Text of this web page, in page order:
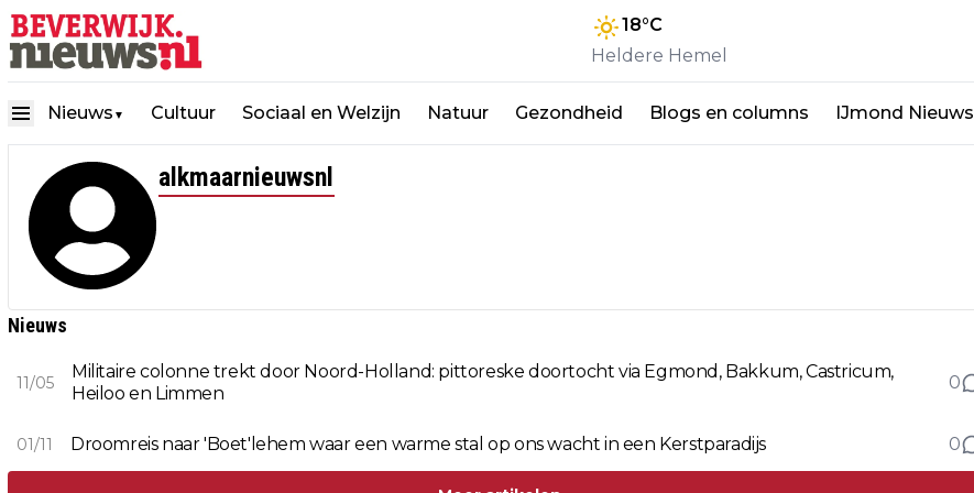
18°C
Heldere Hemel
Nieuws ▼ Cultuur Sociaal en Welzijn Natuur Gezondheid Blogs en columns IJmond Nieuws
alkmaarnieuwsnl
Nieuws
11/05
Militaire colonne trekt door Noord-Holland: pittoreske doortocht via Egmond, Bakkum, Castricum,
Heiloo en Limmen
0
01/11 Droomreis naar 'Boet'lehem waar een warme stal op ons wacht in een Kerstparadijs 0